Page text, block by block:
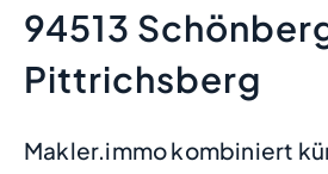
94513
Pittrichsberg
Makler.immo kombiniert